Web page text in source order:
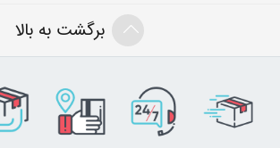
برگشت به بالا